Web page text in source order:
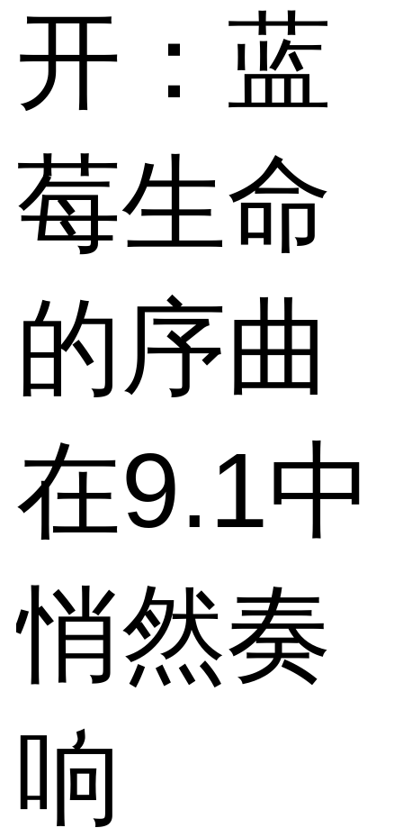
开：蓝
莓生命
的序曲
在9.1中
悄然奏
响